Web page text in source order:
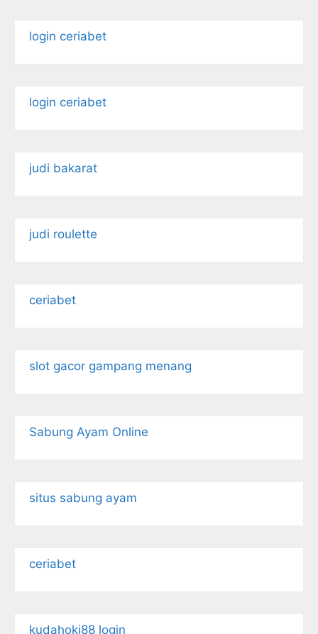
login ceriabet
login ceriabet
judi bakarat
judi roulette
ceriabet
slot gacor gampang menang
Sabung Ayam Online
situs sabung ayam
ceriabet
kudahoki88 login